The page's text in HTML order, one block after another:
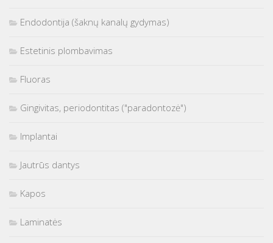
Endodontija (šaknų kanalų gydymas)
Estetinis plombavimas
Fluoras
Gingivitas, periodontitas ("paradontozė")
Implantai
Jautrūs dantys
Kapos
Laminatės